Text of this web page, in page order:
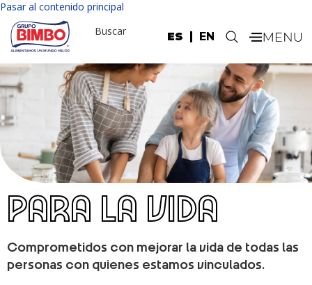
Pasar al contenido principal
ES EN
Buscar .
Comprometidos con mejorar la vida de todas las
personas con quienes estamos vinculados.